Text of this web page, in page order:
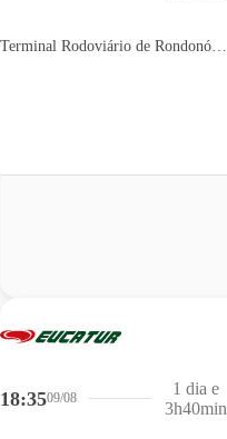
18:3509/08
1 dia e
3h40min